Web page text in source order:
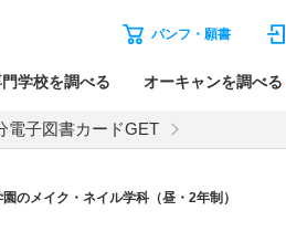
パンフ・願書
学校を調べる オーキャンを調べる
電子図書カードGET
のメイク・ネイル学科（昼・2年制）